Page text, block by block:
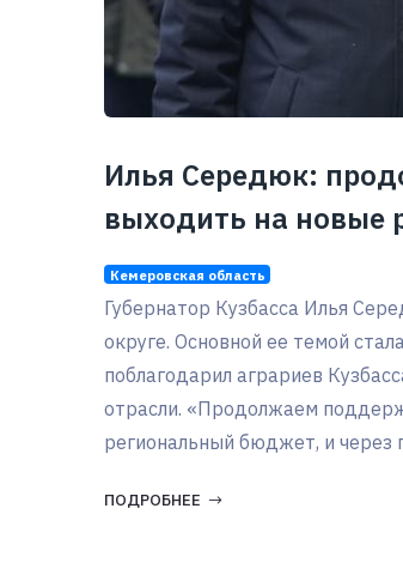
Илья Середюк:
выходить на новые
Кемеровская область
Губернатор Кузбасса Илья
округе. Основной ее темой
поблагодарил аграриев
отрасли. «Продолжаем
региональный бюджет, и через
ПОДРОБНЕЕ